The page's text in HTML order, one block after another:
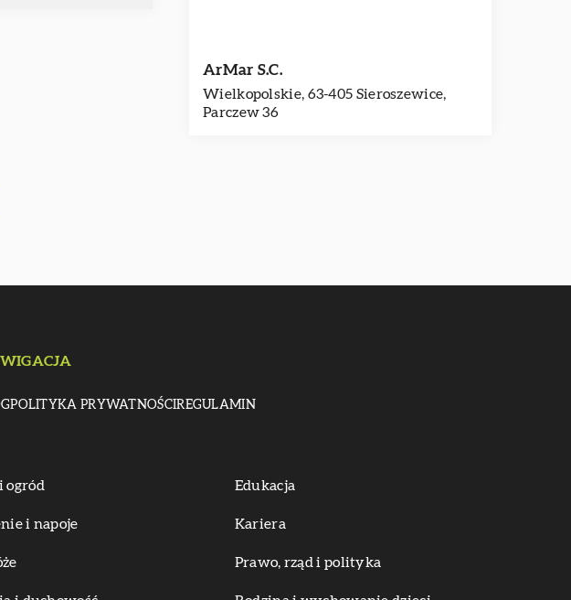
ArMar S.C.
Wielkopolskie, 63-405 Sieroszewice,
Parczew 36
POLITYKA PRYWATNOŚCIREGULAMIN
ogród Edukacja
i napoje Kariera
Prawo, rząd i polityka